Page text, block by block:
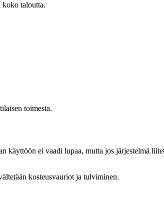
koko taloutta.
toimesta.
käyttöön ei vaadi lupaa, mutta jos järjestelmä
kosteusvauriot ja tulviminen.